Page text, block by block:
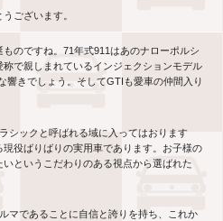
ございます。
のですね。 71年式911はあのナローポルシ
で親しまれているインジェクションモデル
響きでしょう。そしてGTI も愛車の仲間入り
シックと呼ばれる域に入ってはおります
役ばりばりの実用車であります。お子様の
というこだわりのある視点から選ばれた
マであることに自信と誇りを持ち、これか